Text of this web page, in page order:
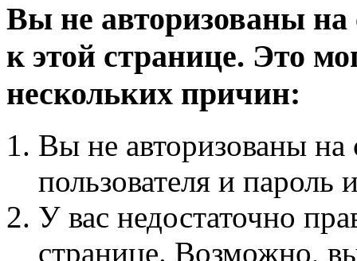
Вы не авторизованы на
к этой странице. Это
нескольких причин:
Вы не авторизованы на
пользователя и пароль
У вас недостаточно
странице. Возможно,